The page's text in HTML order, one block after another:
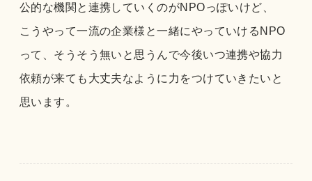
公的な機関と連携していくのがNPOっぽいけど、
こうやって一流の企業様と一緒にやっていけるNPO
って、そうそう無いと思うんで今後いつ連携や協力
依頼が来ても大丈夫なように力をつけていきたいと
思います。